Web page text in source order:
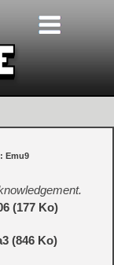
Emu9
(177 Ko)
(846 Ko)